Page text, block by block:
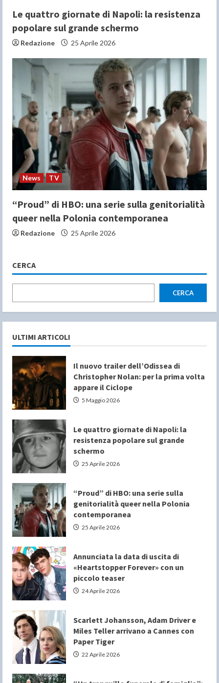
Le quattro giornate di Napoli: la resistenza
popolare sul grande schermo
Redazione 25 Aprile 2026
News TV
“Proud” di HBO: una serie sulla genitorialità
queer nella Polonia contemporanea
Redazione 25 Aprile 2026
CERCA
CERCA
ULTIMI ARTICOLI
Il nuovo trailer dell’Odissea di
Christopher Nolan: per la prima volta
appare il Ciclope
5 Maggio 2026
Le quattro giornate di Napoli: la
resistenza popolare sul grande
schermo
25 Aprile 2026
“Proud” di HBO: una serie sulla
genitorialità queer nella Polonia
contemporanea
25 Aprile 2026
Annunciata la data di uscita di
«Heartstopper Forever» con un
piccolo teaser
24 Aprile 2026
Scarlett Johansson, Adam Driver e
Miles Teller arrivano a Cannes con
Paper Tiger
22 Aprile 2026